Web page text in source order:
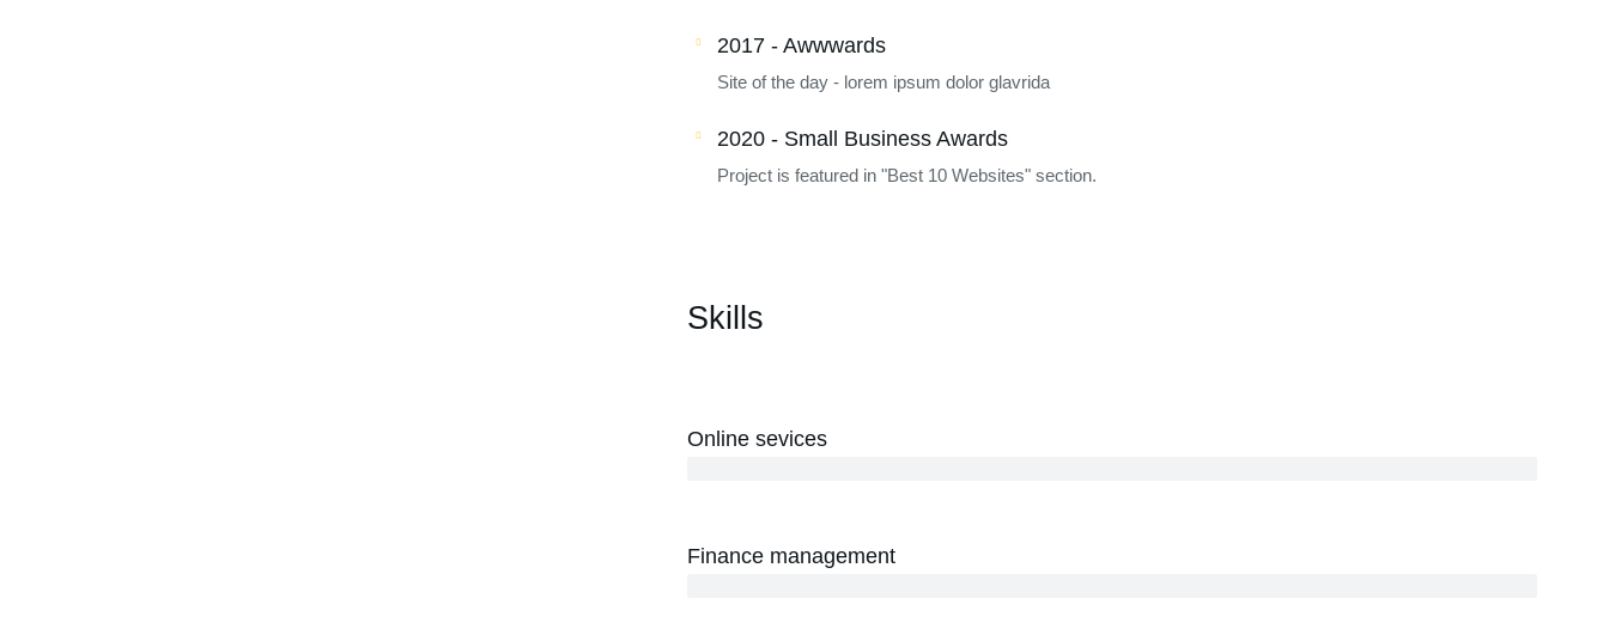
2017 - Awwwards
Site of the day - lorem ipsum dolor glavrida
2020 - Small Business Awards
Project is featured in "Best 10 Websites" section.
Skills
Online sevices
Finance management